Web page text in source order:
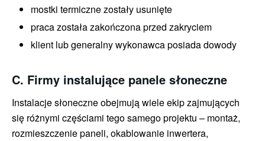
mostki termiczne zostały usunięte
praca została zakończona przed zakryciem
klient lub generalny wykonawca posiada dowody
C. Firmy instalujące panele słoneczne
Instalacje słoneczne obejmują wiele ekip zajmujących
się różnymi częściami tego samego projektu – montaż,
rozmieszczenie paneli, okablowanie inwertera,